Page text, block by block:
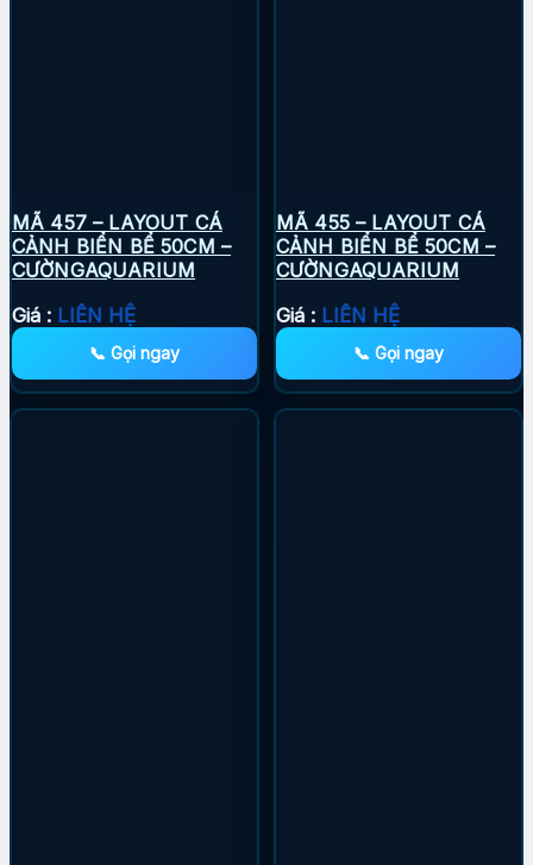
MÃ 457 – LAYOUT CÁ
CẢNH BIỂN BỂ 50CM –
CƯỜNGAQUARIUM
Giá : LIÊN HỆ
📞 Gọi ngay
MÃ 455 – LAYOUT CÁ
CẢNH BIỂN BỂ 50CM –
CƯỜNGAQUARIUM
Giá : LIÊN HỆ
📞 Gọi ngay